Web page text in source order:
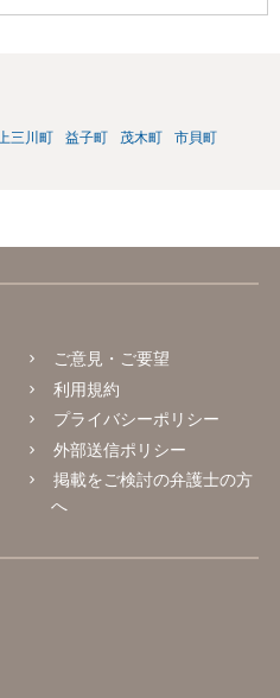
上三川町 益子町 茂木町
市貝町
ご意見・ご要望
利用規約
プライバシーポリシー
外部送信ポリシー
掲載をご検討の弁護士の方
へ